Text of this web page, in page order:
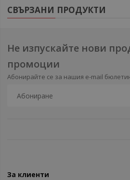
СВЪРЗАНИ ПРОДУКТИ
Не изпускайте нови
промоции
Абонирайте се за нашия e-mail
За клиенти